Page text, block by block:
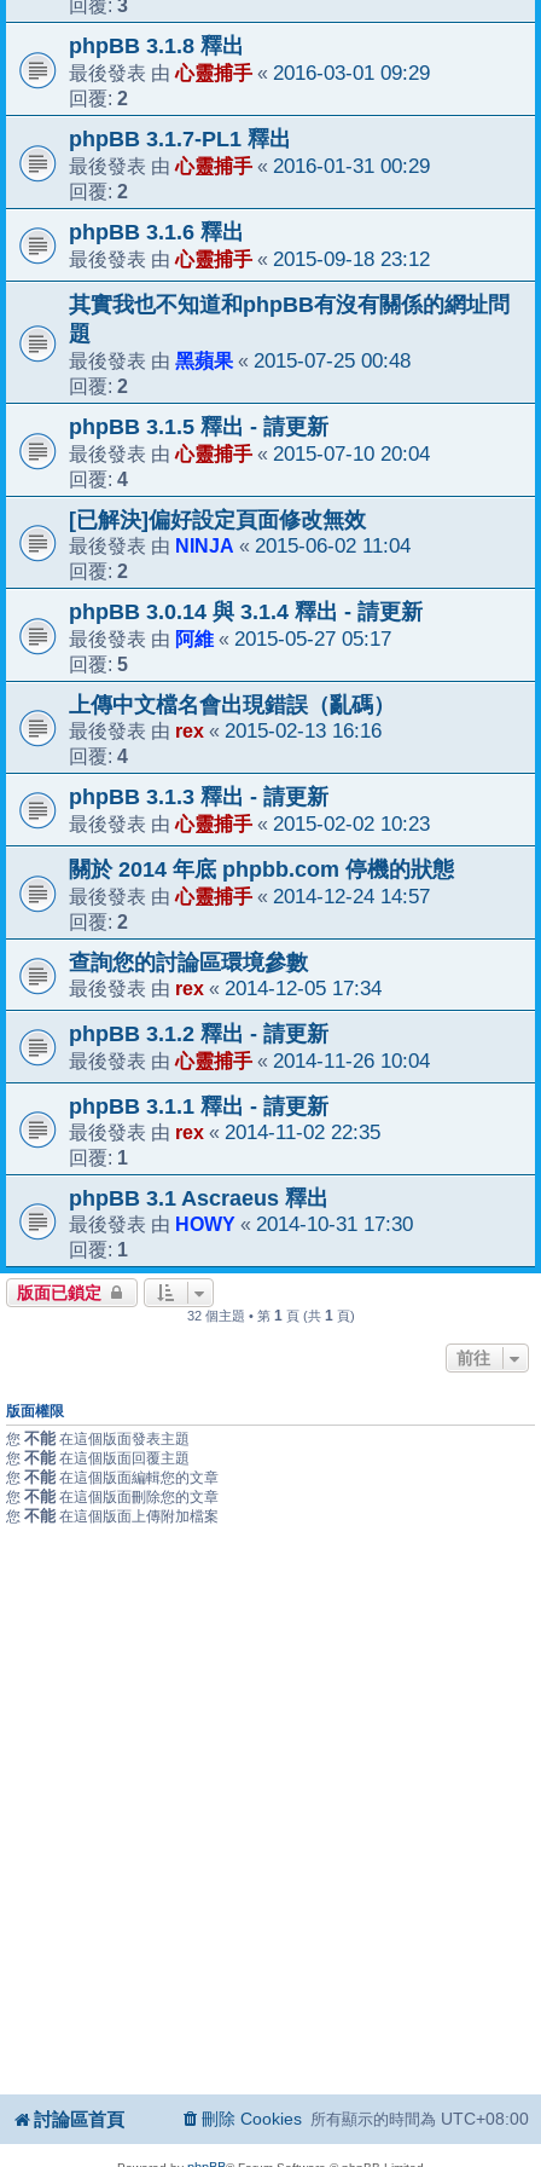
回覆: 3
phpBB 3.1.8 釋出
最後發表 由心靈捕手 « 2016-03-01 09:29
回覆: 2
phpBB 3.1.7-PL1 釋出
最後發表 由心靈捕手 « 2016-01-31 00:29
回覆: 2
phpBB 3.1.6 釋出
最後發表 由心靈捕手 « 2015-09-18 23:12
其實我也不知道和phpBB有沒有關係的網址問
題
最後發表 由 黑蘋果 « 2015-07-25 00:48
回覆: 2
phpBB 3.1.5 釋出 - 請更新
最後發表 由心靈捕手 « 2015-07-10 20:04
回覆: 4
[已解決]偏好設定頁面修改無效
最後發表 由 NINJA « 2015-06-02 11:04
回覆: 2
phpBB 3.0.14 與 3.1.4 釋出 - 請更新
最後發表 由 阿維 « 2015-05-27 05:17
回覆: 5
上傳中文檔名會出現錯誤（亂碼）
最後發表 由 rex « 2015-02-13 16:16
回覆: 4
phpBB 3.1.3 釋出 - 請更新
最後發表 由心靈捕手 « 2015-02-02 10:23
關於 2014 年底 phpbb.com 停機的狀態
最後發表 由心靈捕手 « 2014-12-24 14:57
回覆: 2
查詢您的討論區環境參數
最後發表 由 rex « 2014-12-05 17:34
phpBB 3.1.2 釋出 - 請更新
最後發表 由心靈捕手 « 2014-11-26 10:04
phpBB 3.1.1 釋出 - 請更新
最後發表 由 rex « 2014-11-02 22:35
回覆: 1
phpBB 3.1 Ascraeus 釋出
最後發表 由 HOWY « 2014-10-31 17:30
回覆: 1
版面已鎖定
32 個主題 • 第 1 頁 (共 1 頁)
前往
版面權限
您 不能 在這個版面發表主題
您 不能 在這個版面回覆主題
您 不能 在這個版面編輯您的文章
您 不能 在這個版面刪除您的文章
您 不能 在這個版面上傳附加檔案
討論區首頁 所有顯示的時間為 UTC+08:00
刪除 Cookies